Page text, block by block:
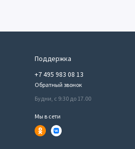
Поддержка
+7 495 983 08 13
Обратный звонок
Будни, с 9:30 до 17.00
Мы в сети